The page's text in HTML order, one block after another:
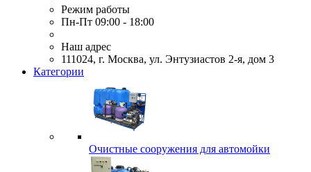
Режим работы
Пн-Пт 09:00 - 18:00
Наш адрес
111024, г. Москва, ул. Энтузиастов 2-я, дом 3
Категории
Очистные сооружения для автомойки